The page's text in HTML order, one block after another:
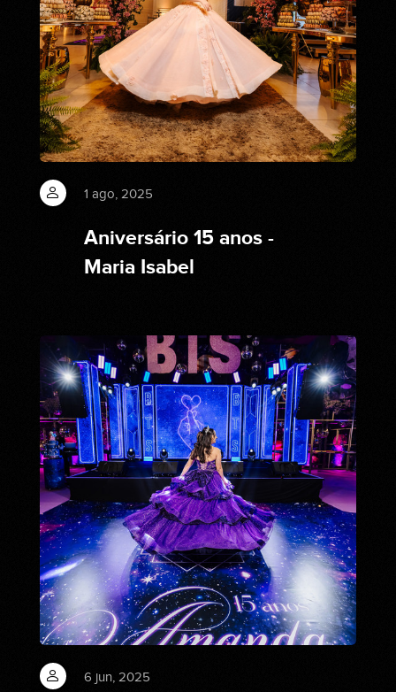
1 ago, 2025
Aniversário 15 anos -
Maria Isabel
6 jun, 2025